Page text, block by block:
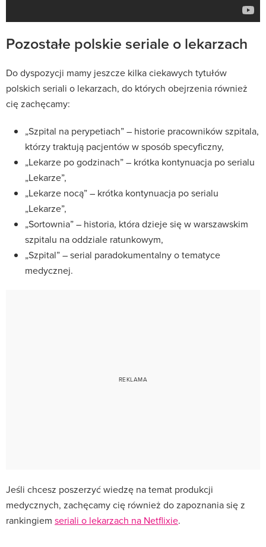
Pozostałe polskie seriale o lekarzach
Do dyspozycji mamy jeszcze kilka ciekawych tytułów
polskich seriali o lekarzach, do których obejrzenia również
cię zachęcamy:
„Szpital na perypetiach” – historie pracowników szpitala,
którzy traktują pacjentów w sposób specyficzny,
„Lekarze po godzinach” – krótka kontynuacja po serialu
„Lekarze”,
„Lekarze nocą” – krótka kontynuacja po serialu
„Lekarze”,
„Sortownia” – historia, która dzieje się w warszawskim
szpitalu na oddziale ratunkowym,
„Szpital” – serial paradokumentalny o tematyce
medycznej.
Jeśli chcesz poszerzyć wiedzę na temat produkcji
medycznych, zachęcamy cię również do zapoznania się z
rankingiem seriali o lekarzach na Netflixie.